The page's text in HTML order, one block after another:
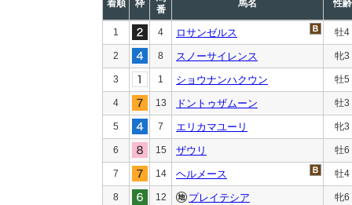
着順 枠
番
馬名 性齢
1 4 ロサンゼルス 牡4
2 8 スノーサイレンス 牝3
3 1 ショウナンハクウン 牡5
4 13 ドントゥザムーン 牡3
5 7 エリカマユーリ 牝3
6 15 ザウリ 牡6
7 14 ヘルメース 牡4
8 12 プレイテシア 牝6